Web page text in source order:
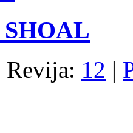
SHOAL
Revija: 12 |